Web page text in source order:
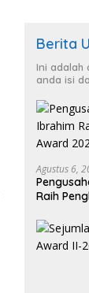
Berita
Ini adalah
anda isi
Agustus 6,
Raih